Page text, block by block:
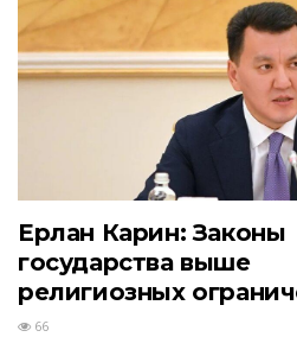
Ерлан Карин: Законы
государства выше
религиозных
66